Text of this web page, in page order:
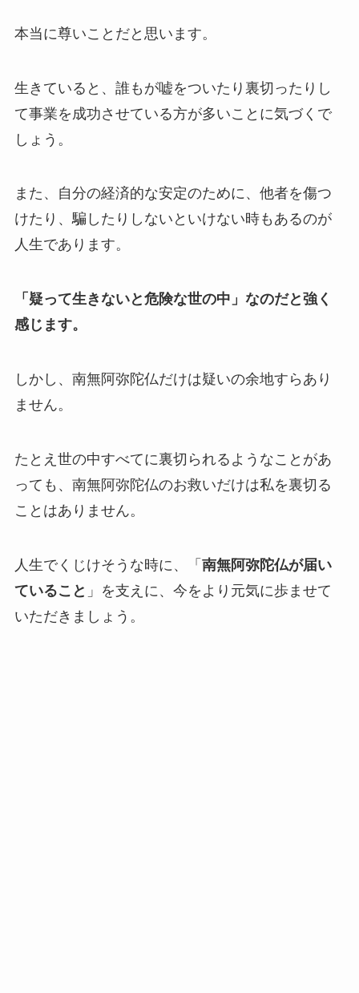
本当に尊いことだと思います。
生きていると、誰もが嘘をついたり裏切ったりし
て事業を成功させている方が多いことに気づくで
しょう。
また、自分の経済的な安定のために、他者を傷つ
けたり、騙したりしないといけない時もあるのが
人生であります。
「疑って生きないと危険な世の中」なのだと強く
感じます。
しかし、南無阿弥陀仏だけは疑いの余地すらあり
ません。
たとえ世の中すべてに裏切られるようなことがあ
っても、南無阿弥陀仏のお救いだけは私を裏切る
ことはありません。
人生でくじけそうな時に、「 南無阿弥陀仏が届い
ていること 」を支えに、今をより元気に歩ませて
いただきましょう。